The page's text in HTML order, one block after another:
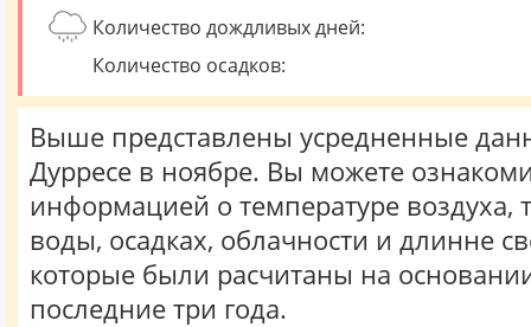
Количество дождливых дней:
Количество осадков:
Выше представлены усредненные
Дурресе в ноябре. Вы можете
информацией о температуре воздуха,
воды, осадках, облачности и длинне
которые были расчитаны на
последние три года.